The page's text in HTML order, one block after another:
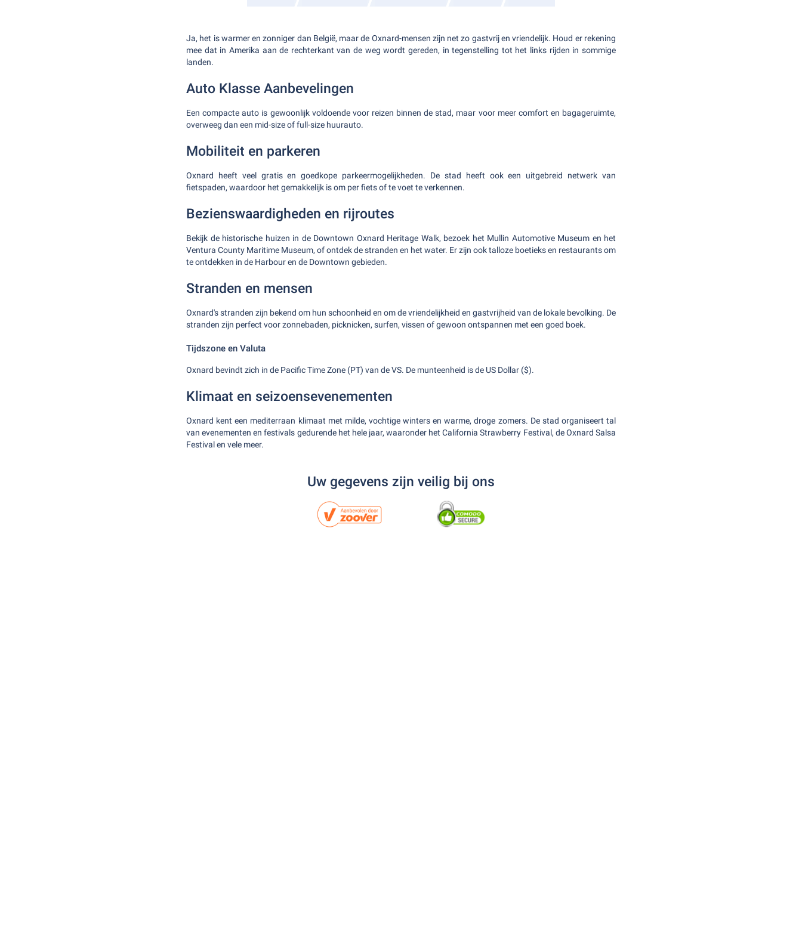
Ja, het is warmer en zonniger dan België, maar de Oxnard-mensen zijn net zo gastvrij en vriendelijk. Houd er rekening
mee dat in Amerika aan de rechterkant van de weg wordt gereden, in tegenstelling tot het links rijden in sommige
landen.
Auto Klasse Aanbevelingen
Een compacte auto is gewoonlijk voldoende voor reizen binnen de stad, maar voor meer comfort en bagageruimte,
overweeg dan een mid-size of full-size huurauto.
Mobiliteit en parkeren
Oxnard heeft veel gratis en goedkope parkeermogelijkheden. De stad heeft ook een uitgebreid netwerk van
fietspaden, waardoor het gemakkelijk is om per fiets of te voet te verkennen.
Bezienswaardigheden en rijroutes
Bekijk de historische huizen in de Downtown Oxnard Heritage Walk, bezoek het Mullin Automotive Museum en het
Ventura County Maritime Museum, of ontdek de stranden en het water. Er zijn ook talloze boetieks en restaurants om
te ontdekken in de Harbour en de Downtown gebieden.
Stranden en mensen
Oxnard's stranden zijn bekend om hun schoonheid en om de vriendelijkheid en gastvrijheid van de lokale bevolking. De
stranden zijn perfect voor zonnebaden, picknicken, surfen, vissen of gewoon ontspannen met een goed boek.
Tijdszone en Valuta
Oxnard bevindt zich in de Pacific Time Zone (PT) van de VS. De munteenheid is de US Dollar ($).
Klimaat en seizoensevenementen
Oxnard kent een mediterraan klimaat met milde, vochtige winters en warme, droge zomers. De stad organiseert tal
van evenementen en festivals gedurende het hele jaar, waaronder het California Strawberry Festival, de Oxnard Salsa
Festival en vele meer.
Uw gegevens zijn veilig bij ons